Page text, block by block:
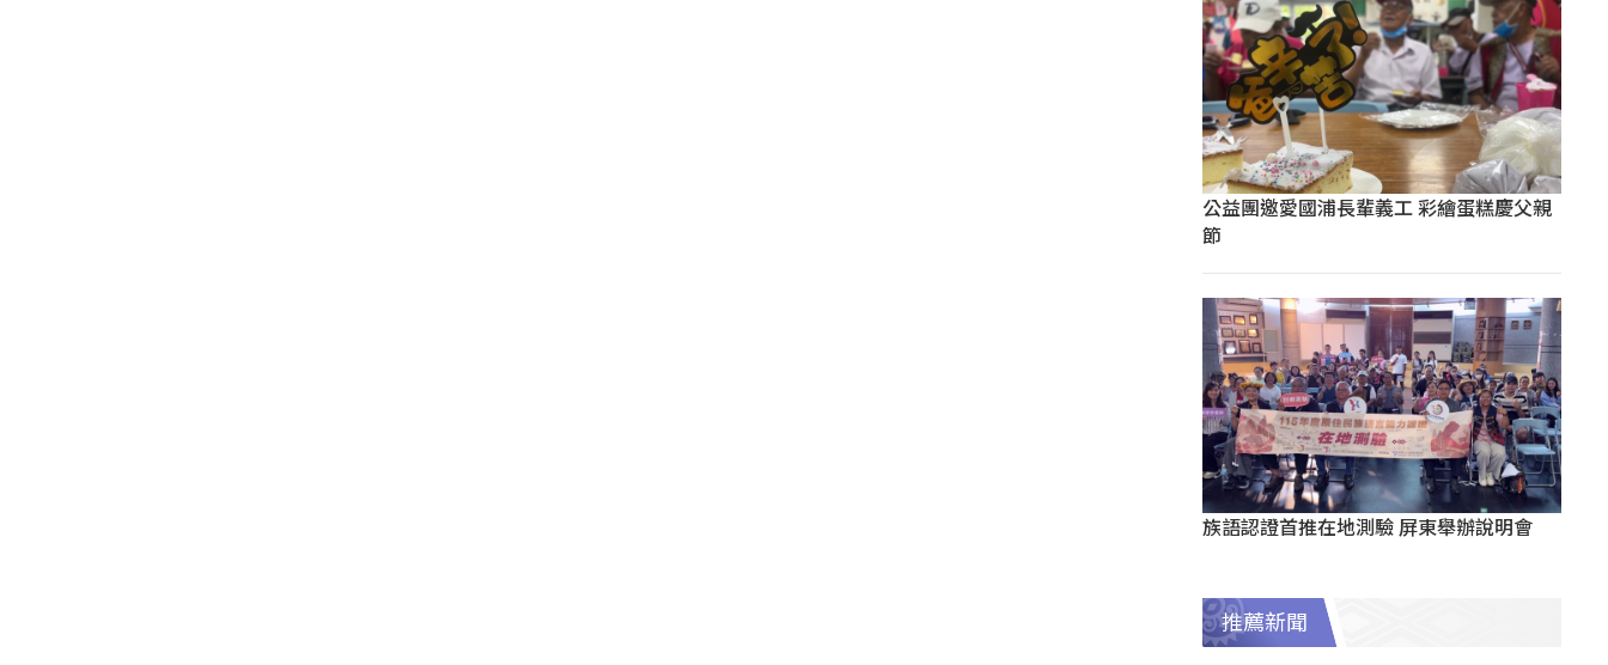
公益團邀愛國浦長輩義工 彩繪蛋糕慶父親
節
族語認證首推在地測驗 屏東舉辦說明會
推薦新聞